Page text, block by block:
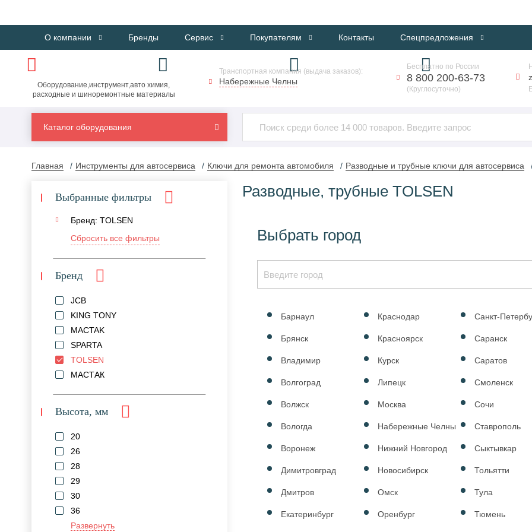
О компании Бренды Сервис Покупателям Контакты Спецпредложения
Оборудование,инструмент,авто химия,
расходные и шиноремонтные материалы
Транспортная компания (выдача заказов):
Набережные Челны
Бесплатно по России
8 800 200-63-73
(Круглосуточно)
Каталог оборудования
Главная Инструменты для автосервиса Ключи для ремонта автомобиля Разводные и трубные ключи для автосервиса
Выбранные фильтры
Бренд: TOLSEN
Сбросить все фильтры
Бренд
JCB
KING TONY
MACTAK
SPARTA
TOLSEN
МАСТАК
Высота, мм
20
26
28
29
30
36
Развернуть
Разводные, трубные TOLSEN
Выбрать город
Барнаул
Брянск
Владимир
Волгоград
Волжск
Вологда
Воронеж
Димитровград
Дмитров
Екатеринбург
Краснодар
Красноярск
Курск
Липецк
Москва
Набережные Челны
Нижний Новгород
Новосибирск
Омск
Оренбург
Санкт-
Саранск
Саратов
Смоленск
Сочи
Ставрополь
Сыктывкар
Тольятти
Тула
Тюмень